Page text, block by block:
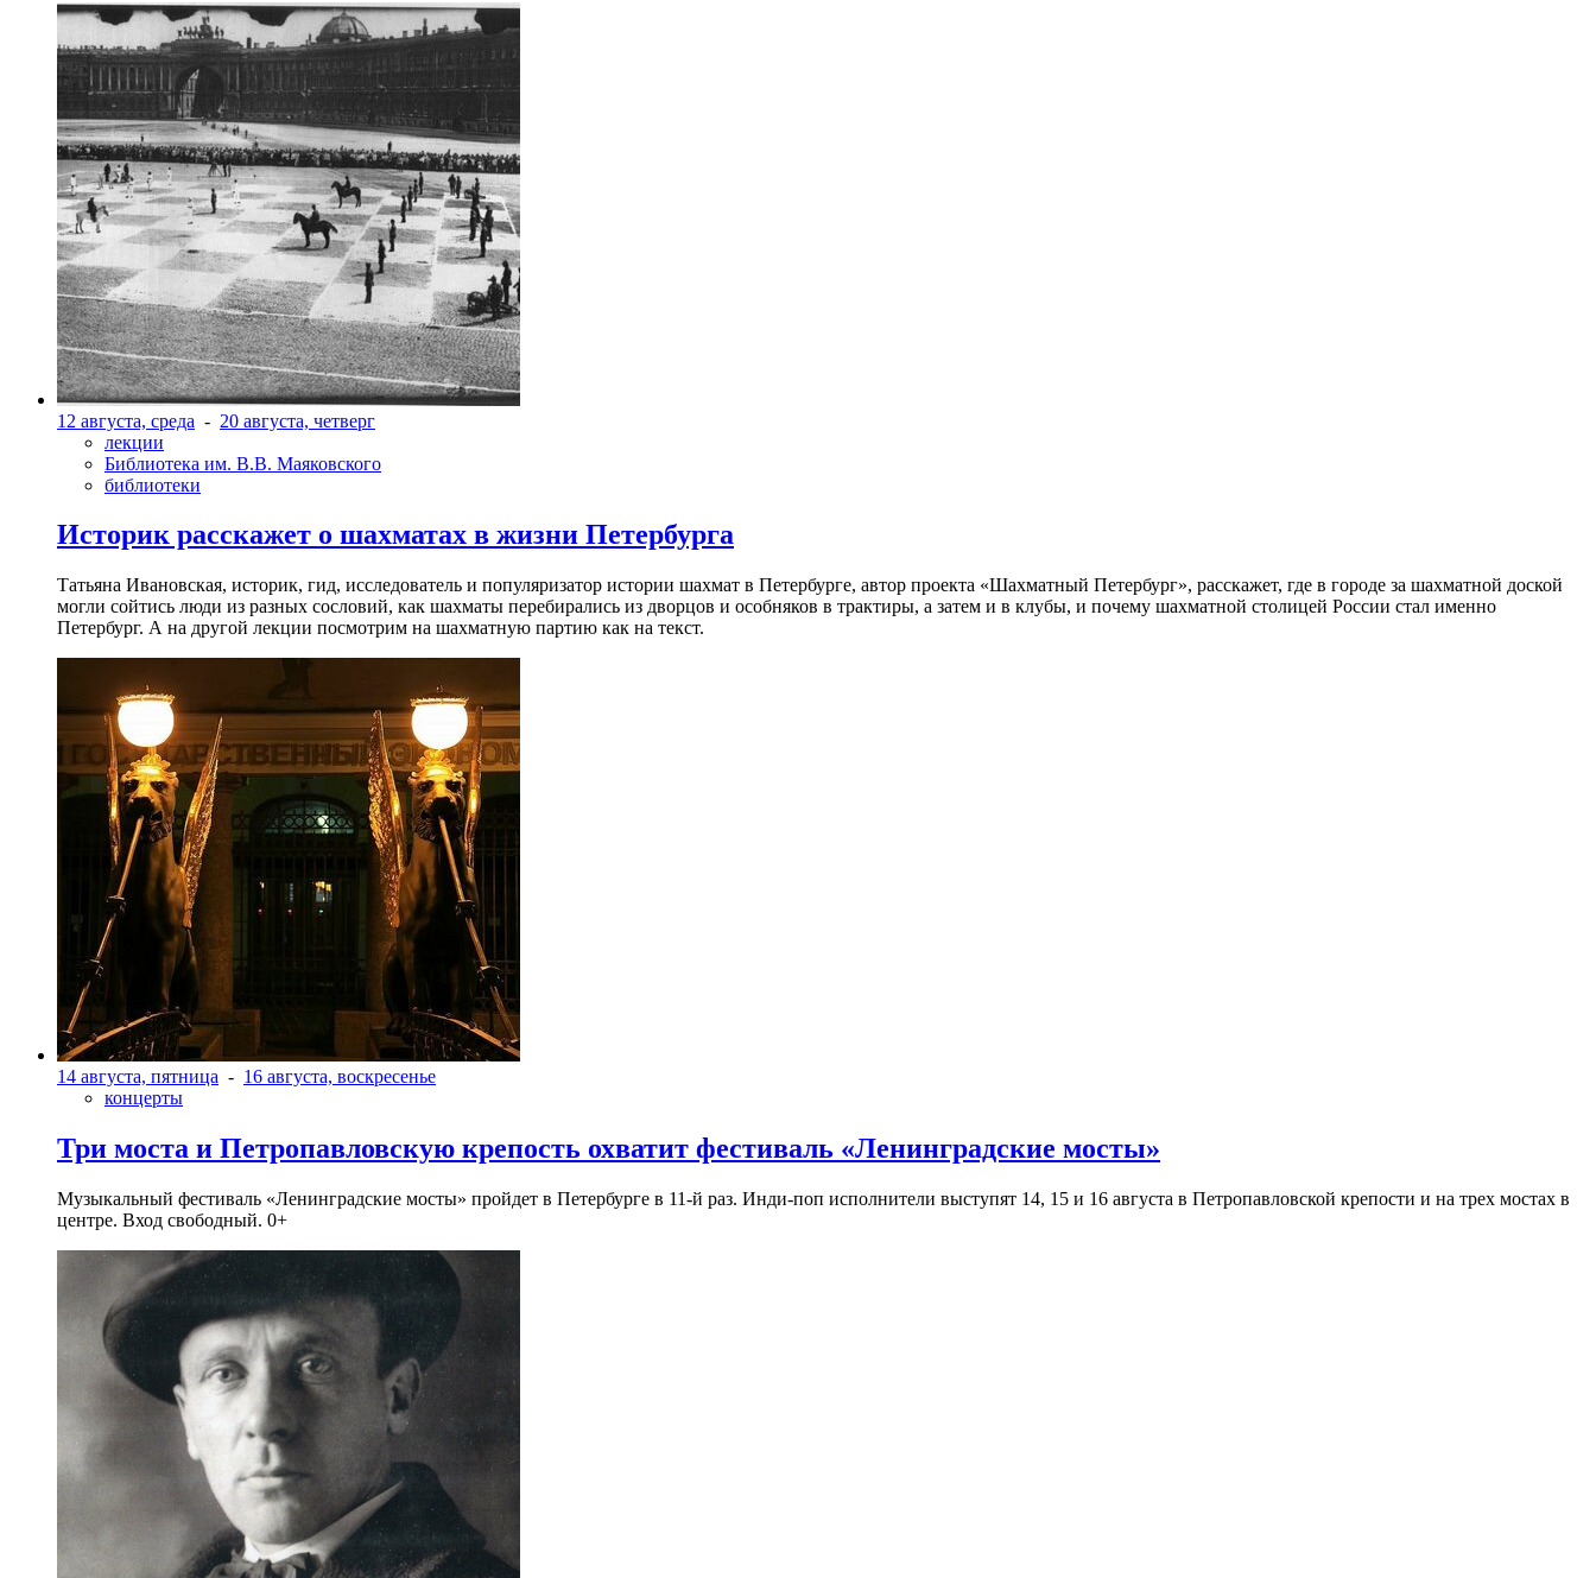
12 августа, среда - 20 августа, четверг
лекции
Библиотека им. В.В. Маяковского
библиотеки
Историк расскажет о шахматах в жизни Петербурга
Татьяна Ивановская, историк, гид, исследователь и популяризатор истории шахмат в Петербурге, автор проекта «Шахматный Петербург», расскажет, где в городе за шахматной доской
могли сойтись люди из разных сословий, как шахматы перебирались из дворцов и особняков в трактиры, а затем и в клубы, и почему шахматной столицей России стал именно
Петербург. А на другой лекции посмотрим на шахматную партию как на текст.
14 августа, пятница - 16 августа, воскресенье
концерты
Три моста и Петропавловскую крепость охватит фестиваль «Ленинградские мосты»
Музыкальный фестиваль «Ленинградские мосты» пройдет в Петербурге в 11-й раз. Инди-поп исполнители выступят 14, 15 и 16 августа в Петропавловской крепости и на трех мостах в
центре. Вход свободный. 0+